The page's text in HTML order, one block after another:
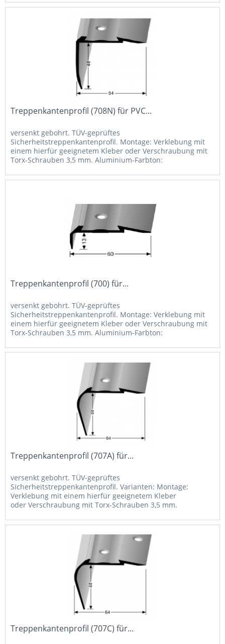
auf...
Treppenkantenprofil (708N) für PVC...
versenkt gebohrt. TÜV-geprüftes
Sicherheitstreppenkantenprofil. Montage: Verklebung mit
einem hierfür geeignetem Kleber oder Verschraubung mit
Torx-Schrauben 3,5 mm. Aluminium-Farbton:
Treppenkantenprofil (700) für...
versenkt gebohrt. TÜV-geprüftes
Sicherheitstreppenkantenprofil. Montage: Verklebung mit
einem hierfür geeignetem Kleber oder Verschraubung mit
Torx-Schrauben 3,5 mm. Aluminium-Farbton:
Treppenkantenprofil (707A) für...
versenkt gebohrt. TÜV-geprüftes
Sicherheitstreppenkantenprofil. Varianten: Montage:
Verklebung mit einem hierfür geeignetem Kleber
oder Verschraubung mit Torx-Schrauben 3,5 mm.
auf...
Treppenkantenprofil (707C) für...